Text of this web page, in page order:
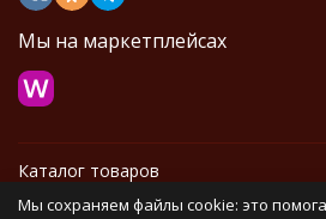
Мы на маркетплейсах
Каталог товаров
Мы сохраняем файлы cookie: это